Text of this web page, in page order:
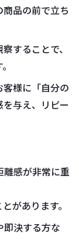
品の前で立ち
することで、
様に「自分の
与え、リピー
感が非常に重
があります。
即決する方な